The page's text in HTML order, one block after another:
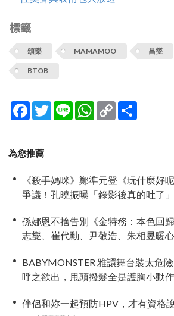
標籤
頌樂 MAMAMOO 昌燮
BTOB
Facebook
TwitterLine WhatsApp
Copy
Link
為您推薦
《殺手媽咪》鄭準元登《玩什麼好
爭議！孔曉振曝「錄影後真的吐了
孫娜恩不捨告別《金特務：本色回
志燮、崔代勳、尹敬浩、朱相昱暖
BABYMONSTER 雅譞舞台裝太危險
呼之欲出，甩頭撥髮全是護胸小動
伴侶和妳一起預防HPV，才有資格